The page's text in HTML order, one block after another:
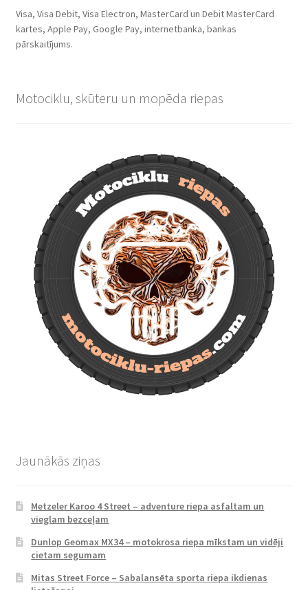
Visa, Visa Debit, Visa Electron, MasterCard un Debit MasterCard
kartes, Apple Pay, Google Pay, internetbanka, bankas
pārskaitījums.
Motociklu, skūteru un mopēda riepas
Jaunākās ziņas
Metzeler Karoo 4 Street – adventure riepa asfaltam un
vieglam bezceļam
Dunlop Geomax MX34 – motokrosa riepa mīkstam un vidēji
cietam segumam
Mitas Street Force – Sabalansēta sporta riepa ikdienas